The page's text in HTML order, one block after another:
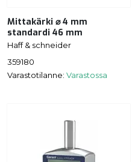
Mittakärki ⌀ 4 mm
standardi 46 mm
Haff & schneider
359180
Varastotilanne: Varastossa